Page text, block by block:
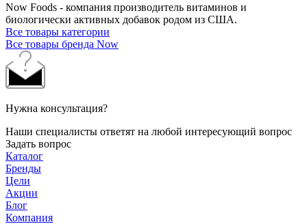
Now Foods - компания производитель витаминов и
биологически активных добавок родом из США.
Все товары категории
Все товары бренда Now
Нужна консультация?
Наши специалисты ответят на любой интересующий вопрос
Задать вопрос
Каталог
Бренды
Цели
Акции
Блог
Компания